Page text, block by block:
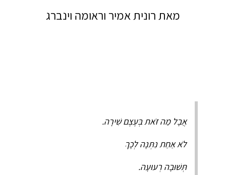
מאת רונית אמיר וראומה וינברג
אֲבָל מַה זֹּאת בְּעֶצֶם שִׁירָה.
לֹא אַחַת נִתְּנָה לְכָךְ
תְּשׁוּבָה רְעוּעָה.